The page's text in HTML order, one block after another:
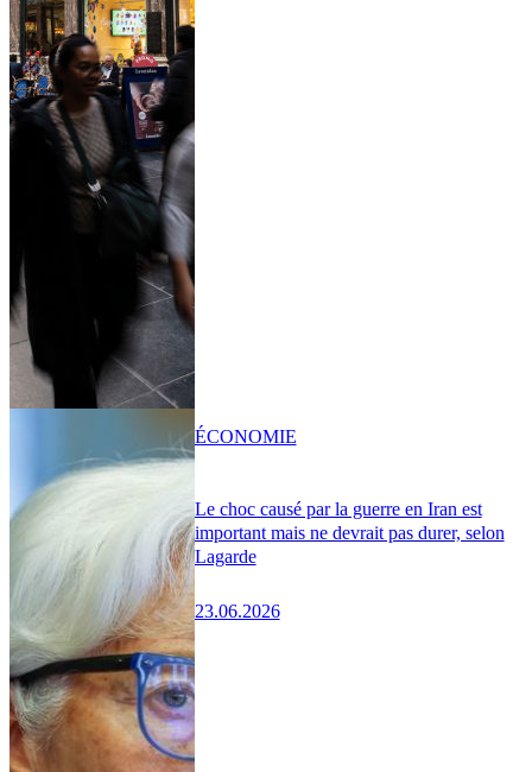
Le choc causé par la guerre en Iran est
important mais ne devrait pas durer, selon
Lagarde
23.06.2026
ÉCONOMIE